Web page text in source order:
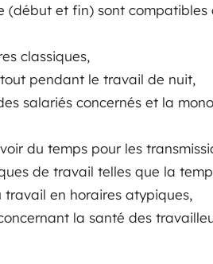
(début et fin) sont
classiques,
pendant le travail de nuit,
salariés concernés et la
du temps pour les
de travail telles que la
en horaires atypiques,
la santé des